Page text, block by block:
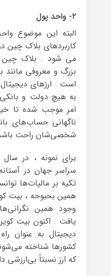
۲- واحد پول
البته این موضوع
کاربردهای بلاک چین
می شود . بلاک چین
بزرگ و معروفی
است . ارزهای
به هیچ دولت و
امر موجب شده تا
ناگهانی حساب‌های
شخصی‌شان راحت
سراسر جهان در
تکیه بر مالیات‌ها
همین بحبوحه ، بیت
وجود همین
یافت . اکنون بیت
دیجیتال به عنوان
کشورها شناخته
که ارز نسبتاً بی‌ارزشی